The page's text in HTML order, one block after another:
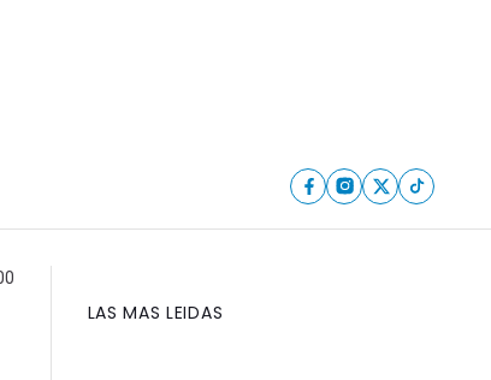
LAS MAS LEIDAS